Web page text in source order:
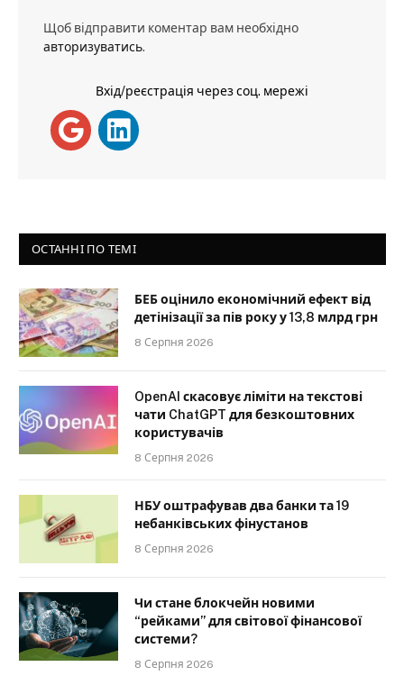
Щоб відправити коментар вам необхідно
авторизуватись.
Вхід/реєстрація через соц. мережі
ОСТАННІ ПО ТЕМІ
БЕБ оцінило економічний ефект від
детінізації за пів року у 13,8 млрд грн
8 Серпня 2026
OpenAI скасовує ліміти на текстові
чати ChatGPT для безкоштовних
користувачів
8 Серпня 2026
НБУ оштрафував два банки та 19
небанківських фінустанов
8 Серпня 2026
Чи стане блокчейн новими
“рейками” для світової фінансової
системи?
8 Серпня 2026